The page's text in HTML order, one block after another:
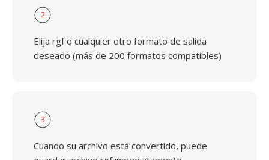
2
Elija rgf o cualquier otro formato de salida
deseado (más de 200 formatos compatibles)
3
Cuando su archivo está convertido, puede